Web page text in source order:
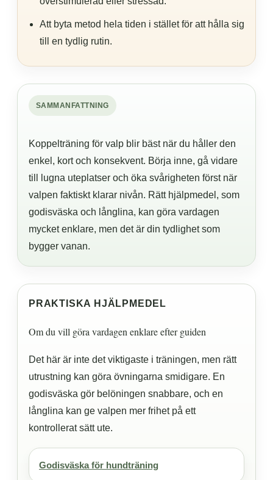
Att byta metod hela tiden i stället för att hålla sig
till en tydlig rutin.
SAMMANFATTNING
Koppelträning för valp blir bäst när du håller den
enkel, kort och konsekvent. Börja inne, gå vidare
till lugna uteplatser och öka svårigheten först när
valpen faktiskt klarar nivån. Rätt hjälpmedel, som
godisväska och långlina, kan göra vardagen
mycket enklare, men det är din tydlighet som
bygger vanan.
PRAKTISKA HJÄLPMEDEL
Om du vill göra vardagen enklare efter guiden
Det här är inte det viktigaste i träningen, men rätt
utrustning kan göra övningarna smidigare. En
godisväska gör belöningen snabbare, och en
långlina kan ge valpen mer frihet på ett
kontrollerat sätt ute.
Godisväska för hundträning